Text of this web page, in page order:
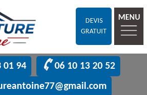
DEVIS
GRATUIT
MENU
01 94
06 10 13 20 52